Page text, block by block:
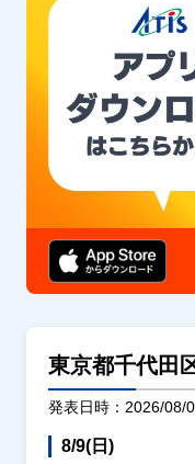
東京都千代田
発表日時：2026/08/
8/9(日)